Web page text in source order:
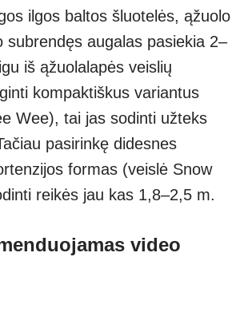
ilgos baltos šluotelės, ąžuolo
subrendęs augalas pasiekia 2–
iš ąžuolalapės veislių
kompaktiškus variantus
Wee), tai jas sodinti užteks
pasirinkę didesnes
formas (veislė Snow
reikės jau kas 1,8–2,5 m.
video